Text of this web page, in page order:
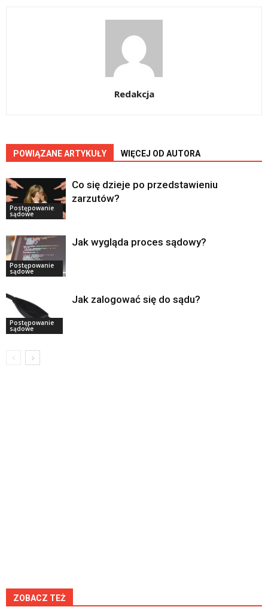
Redakcja
POWIĄZANE ARTYKUŁY WIĘCEJ OD AUTORA
Postępowanie
sądowe
Co się dzieje po przedstawieniu
zarzutów?
Postępowanie
sądowe
Jak wygląda proces sądowy?
Postępowanie
sądowe
Jak zalogować się do sądu?
ZOBACZ TEŻ